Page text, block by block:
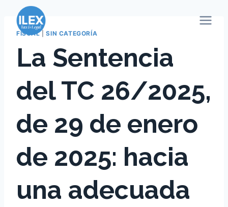
Saltar
contenido
FISCAL|SIN CATEGORÍA
La Sentencia
del TC 26/2025,
de 29 de enero
de 2025: hacia
una adecuada